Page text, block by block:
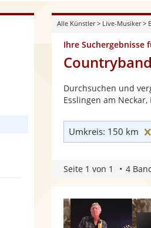
Events
festlegenAlle Künstler> Live-Musiker>
Ihre Suchergebnisse
Durchsuchen und
Esslingen am
Umkreis: 150 km
Seite 1 von 1 4